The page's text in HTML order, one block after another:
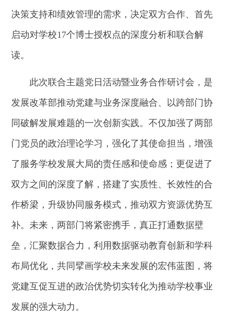
决策支持和绩效管理的需求，决定双方合作、首先
启动对学校17个博士授权点的深度分析和联合解
读。
此次联合主题党日活动暨业务合作研讨会，是
发展改革部推动党建与业务深度融合、以跨部门协
同破解发展难题的一次创新实践。不仅加强了两部
门党员的政治理论学习，强化了其使命担当，增强
了服务学校发展大局的责任感和使命感；更促进了
双方之间的深度了解，搭建了实质性、长效性的合
作桥梁，升级协同服务模式，推动双方资源优势互
补。未来，两部门将紧密携手，真正打通数据壁
垒，汇聚数据合力，利用数据驱动教育创新和学科
布局优化，共同擘画学校未来发展的宏伟蓝图，将
党建互促互进的政治优势切实转化为推动学校事业
发展的强大动力。